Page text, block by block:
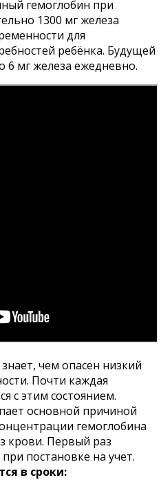
гемоглобин при
1300 мг железа
для
ребёнка. Будущей
6 мг железа ежедневно.
чем опасен низкий
Почти каждая
с этим состоянием.
основной причиной
гемоглобина
крови. Первый раз
постановке на учет.
в сроки: